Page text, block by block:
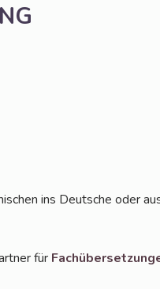
ins Deut­sche oder
für